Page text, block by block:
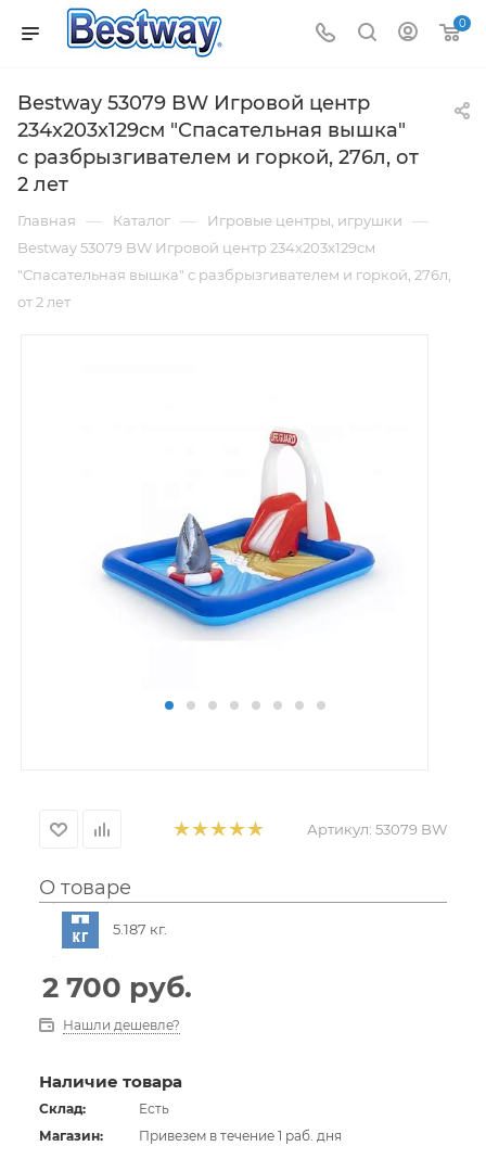
0
Bestway 53079 BW Игровой центр
234x203x129см "Спасательная вышка"
с разбрызгивателем и горкой, 276л, от
2 лет
Главная — Каталог — Игровые центры, игрушки —
Bestway 53079 BW Игровой центр 234x203x129см
"Спасательная вышка" с разбрызгивателем и горкой, 276л,
от 2 лет
Артикул: 53079 BW
О товаре
5.187 кг.
2 700 руб.
Нашли дешевле?
Наличие товара
Склад:
Есть
Магазин:
Привезем в течение 1 раб. дня